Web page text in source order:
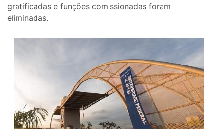
gratificadas e funções comissionadas foram
eliminadas.